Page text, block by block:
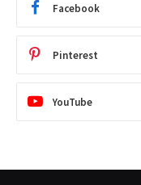
Facebook
Pinterest
YouTube